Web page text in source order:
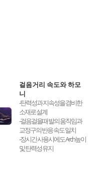
걸음거리 속도와 하모
니
-탄력성과 지속성을 겸비한
소재로 설계
-걸음걸을때 발의 움직임과
교정구의 반응 속도 일치
-장시간 사용시에도 Arch높이
및 탄력성 유지